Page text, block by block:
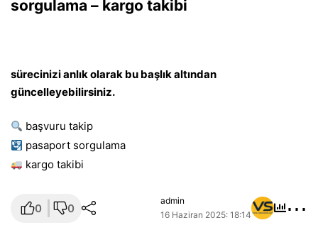
sorgulama – kargo takibi
sürecinizi anlık olarak bu başlık altından
güncelleyebilirsiniz.
başvuru takip
pasaport sorgulama
kargo takibi
0 0
admin
16 Haziran 2025: 18:14
⋯